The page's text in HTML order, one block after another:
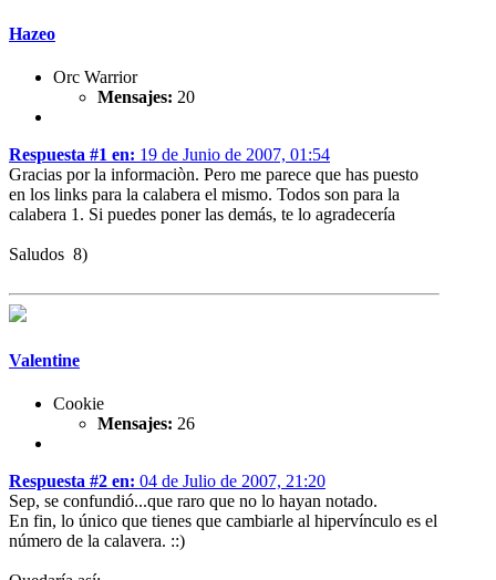
Hazeo
Orc Warrior
Mensajes: 20
Respuesta #1 en: 19 de Junio de 2007, 01:54
Gracias por la informaciòn. Pero me parece que has puesto
en los links para la calabera el mismo. Todos son para la
calabera 1. Si puedes poner las demás, te lo agradecería
Saludos 8)
Valentine
Cookie
Mensajes: 26
Respuesta #2 en: 04 de Julio de 2007, 21:20
Sep, se confundió...que raro que no lo hayan notado.
En fin, lo único que tienes que cambiarle al hipervínculo es el
número de la calavera. ::)